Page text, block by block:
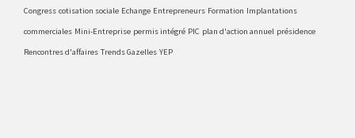
Congress cotisation sociale Echange Entrepreneurs Formation Implantations
commerciales Mini-Entreprise permis intégré PIC plan d'action annuel présidence
Rencontres d'affaires Trends Gazelles YEP